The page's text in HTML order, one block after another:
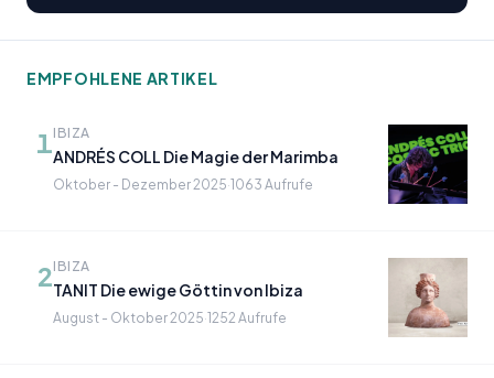
EMPFOHLENE ARTIKEL
1IBIZA
ANDRÉS COLL Die Magie der Marimba
Oktober - Dezember 2025·1063 Aufrufe
2IBIZA
TANIT Die ewige Göttin von Ibiza
August - Oktober 2025·1252 Aufrufe